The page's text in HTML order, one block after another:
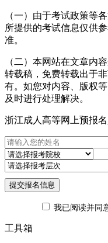
（一）由于考试政策等
所提供的考试信息仅供
准。
（二）本网站在文章内
转载稿，免费转载出于
有。如您对内容、版权
及时进行处理解决。
浙江成人高等网上预报
提交报名信息
我已阅读并同
工具箱